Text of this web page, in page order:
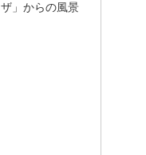
」からの風景